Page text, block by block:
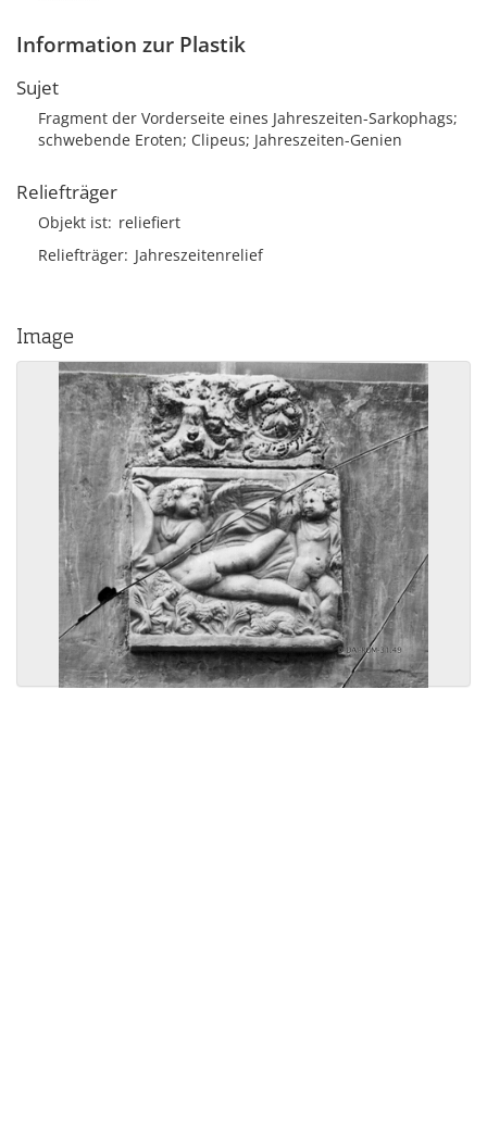
Information zur Plastik
Sujet
Fragment der Vorderseite eines Jahreszeiten-Sarkophags;
schwebende Eroten; Clipeus; Jahreszeiten-Genien
Reliefträger
Objekt ist reliefiert
Reliefträger Jahreszeitenrelief
Image